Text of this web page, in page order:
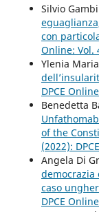
Silvio
con
Online: Vol.
Ylenia
DPCE
Benedetta
of the
(2022):
Angela Di
caso
DPCE